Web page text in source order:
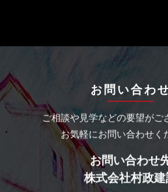
お問い合わ
ご相談や見学などの要望がご
お気軽にお問い合わせく
お問い合わせ
株式会社村政